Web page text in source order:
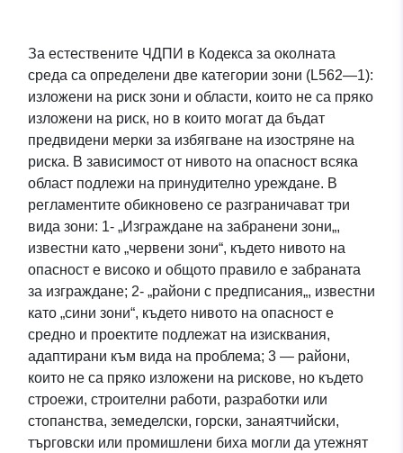
За естествените ЧДПИ в Кодекса за околната
среда са определени две категории зони (L562—1):
изложени на риск зони и области, които не са пряко
изложени на риск, но в които могат да бъдат
предвидени мерки за избягване на изостряне на
риска. В зависимост от нивото на опасност всяка
област подлежи на принудително уреждане. В
регламентите обикновено се разграничават три
вида зони: 1- „Изграждане на забранени зони„,
известни като „червени зони“, където нивото на
опасност е високо и общото правило е забраната
за изграждане; 2- „райони с предписания„, известни
като „сини зони“, където нивото на опасност е
средно и проектите подлежат на изисквания,
адаптирани към вида на проблема; 3 — райони,
които не са пряко изложени на рискове, но където
строежи, строителни работи, разработки или
стопанства, земеделски, горски, занаятчийски,
търговски или промишлени биха могли да утежнят